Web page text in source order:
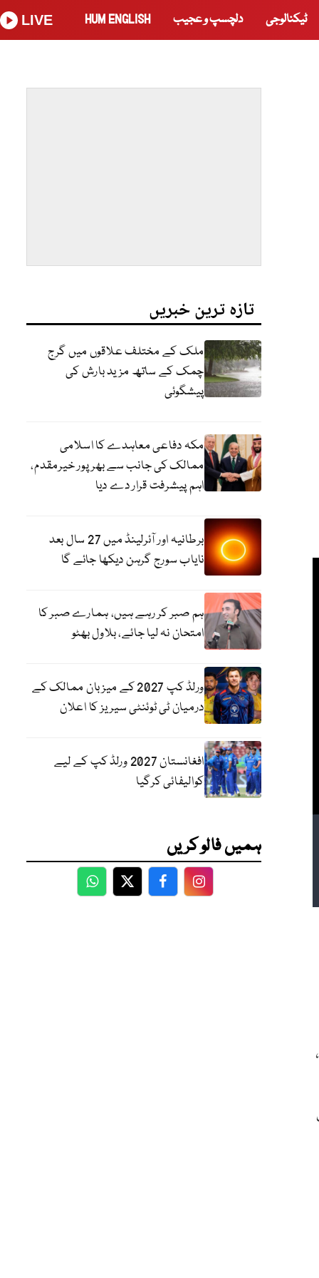
ٹیکنالوجی دلچسپ و عجیب HUM ENGLISH
LIVE
تازہ ترین خبریں
ملک کے مختلف علاقوں میں گرج
چمک کے ساتھ مزید بارش کی
پیشگوئی
مکہ دفاعی معاہدے کا اسلامی
ممالک کی جانب سے بھرپور خیرمقدم،
اہم پیشرفت قرار دے دیا
برطانیہ اور آئرلینڈ میں 27 سال بعد
نایاب سورج گرہن دیکھا جائے گا
ہم صبر کر رہے ہیں، ہمارے صبر کا
امتحان نہ لیا جائے، بلاول بھٹو
ورلڈ کپ 2027 کے میزبان ممالک کے
درمیان ٹی ٹوئنٹی سیریز کا اعلان
افغانستان 2027 ورلڈ کپ کے لیے
کوالیفائی کرگیا
ہمیں فالو کریں
WhatsApp
TwitterFacebookFacebook